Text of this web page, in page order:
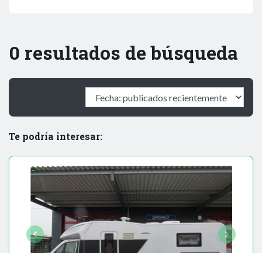
0 resultados de búsqueda
Te podría interesar: